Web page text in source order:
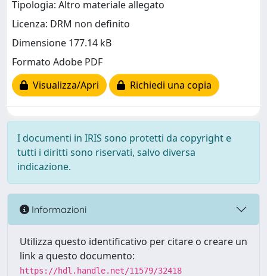
Tipologia: Altro materiale allegato
Licenza: DRM non definito
Dimensione 177.14 kB
Formato Adobe PDF
Visualizza/Apri
Richiedi una copia
I documenti in IRIS sono protetti da copyright e
tutti i diritti sono riservati, salvo diversa
indicazione.
Informazioni
Utilizza questo identificativo per citare o creare un
link a questo documento:
https://hdl.handle.net/11579/32418